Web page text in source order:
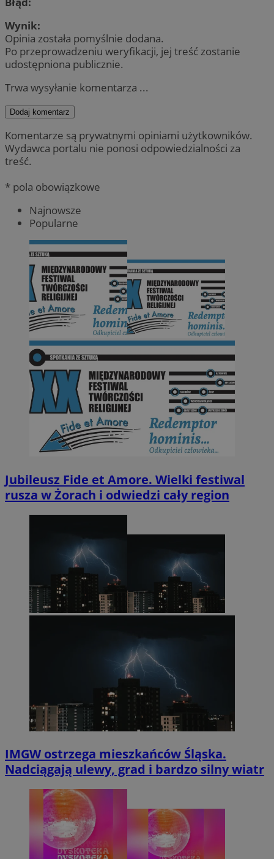
Wynik:
Opinia została pomyślnie dodana.
Po przeprowadzeniu weryfikacji, jej treść zostanie
udostępniona publicznie.
Trwa wysyłanie komentarza ...
Dodaj komentarz
Komentarze są prywatnymi opiniami użytkowników.
Wydawca portalu nie ponosi odpowiedzialności za
treść.
* pola obowiązkowe
Najnowsze
Popularne
Jubileusz Fide et Amore. Wielki festiwal
rusza w Żorach i odwiedzi cały region
IMGW ostrzega mieszkańców Śląska.
Nadciągają ulewy, grad i bardzo silny wiatr